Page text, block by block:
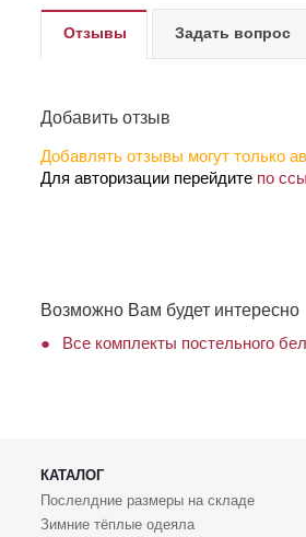
Отзывы Задать вопрос
Добавить отзыв
Добавлять отзывы могут только
Для авторизации перейдите по
Возможно Вам будет интересно
Все комплекты постельного
КАТАЛОГ
Послелдние размеры на складе
Зимние тёплые одеяла